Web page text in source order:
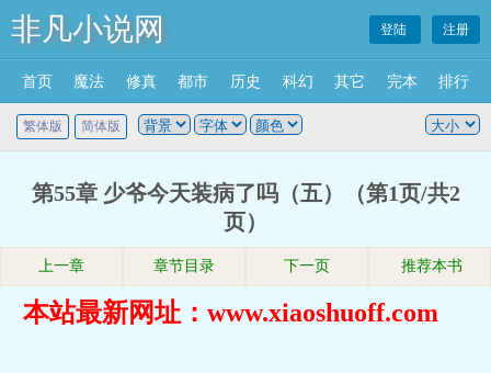
非凡小说网 登陆 注册
首页 魔法 修真 都市 历史 科幻 其它 完本 排行
繁体版 简体版
第55章 少爷今天装病了吗（五）（第1页/共2
页）
上一章 章节目录 下一页 推荐本书
本站最新网址：www.xiaoshuoff.com